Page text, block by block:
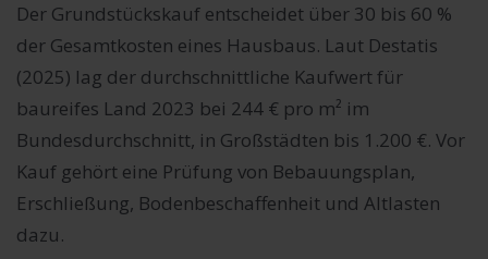
Der Grundstückskauf entscheidet über 30 bis 60 %
der Gesamtkosten eines Hausbaus. Laut Destatis
(2025) lag der durchschnittliche Kaufwert für
baureifes Land 2023 bei 244 € pro m² im
Bundesdurchschnitt, in Großstädten bis 1.200 €. Vor
Kauf gehört eine Prüfung von Bebauungsplan,
Erschließung, Bodenbeschaffenheit und Altlasten
dazu.